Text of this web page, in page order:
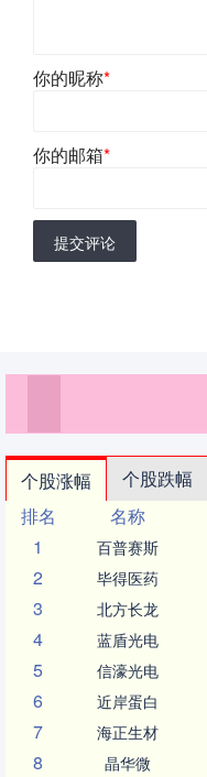
你的昵称*
你的邮箱*
提交评论
个股涨幅 个股跌幅
排名
名称
1
百普赛斯
2 毕得医药
3 北方长龙
4 蓝盾光电
5 信濠光电
6 近岸蛋白
7 海正生材
8 晶华微